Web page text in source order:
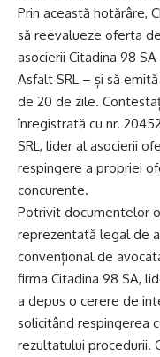
Prin această hotărâre,
să reevalueze oferta
asocierii Citadina 98
Asfalt SRL – și să
de 20 de zile.
înregistrată cu nr.
SRL, lider al asocierii
respingere a propriei
concurente.
Potrivit documentelor
reprezentată legal de
convențional de
firma Citadina 98 SA,
a depus o cerere de
solicitând respingerea
rezultatului procedurii.